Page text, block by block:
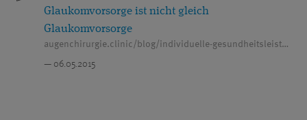
Glaukomvorsorge ist nicht gleich
Glaukomvorsorge
augenchirurgie.clinic/blog/individuelle-gesundheitsleistungen-igel-glaukomvorsorge-ist-nicht-gleich-glaukomvorsorge
— 06.05.2015